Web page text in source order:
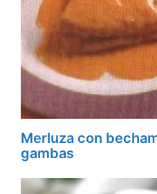
Merluza con
gambas